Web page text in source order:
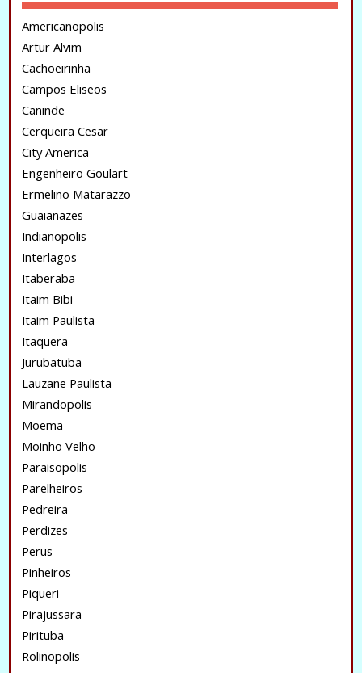
Americanopolis
Artur Alvim
Cachoeirinha
Campos Eliseos
Caninde
Cerqueira Cesar
City America
Engenheiro Goulart
Ermelino Matarazzo
Guaianazes
Indianopolis
Interlagos
Itaberaba
Itaim Bibi
Itaim Paulista
Itaquera
Jurubatuba
Lauzane Paulista
Mirandopolis
Moema
Moinho Velho
Paraisopolis
Parelheiros
Pedreira
Perdizes
Perus
Pinheiros
Piqueri
Pirajussara
Pirituba
Rolinopolis